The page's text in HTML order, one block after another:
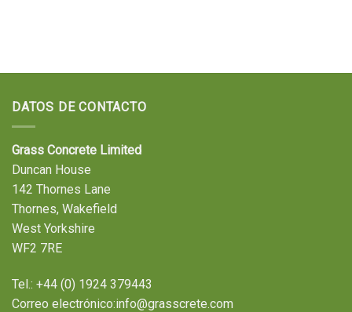
DATOS DE CONTACTO
Grass Concrete Limited
Duncan House
142 Thornes Lane
Thornes, Wakefield
West Yorkshire
WF2 7RE
Tel.: +44 (0) 1924 379443
Correo electrónico:info@grasscrete.com